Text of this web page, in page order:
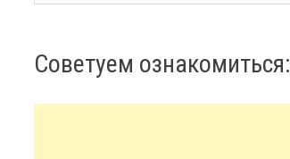
Советуем ознакомиться: